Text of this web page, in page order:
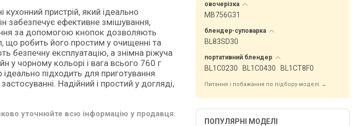
пристрій, який ідеально
забезпечує ефективне змішування,
за допомогою кнопок дозволяють
що робить його простим у очищенні та
безпечну експлуатацію, а знімна ріжуча
у чорному кольорі і вага всього 760 г
підходить для приготування
Надійний і простий у догляді,
уточнюйте всю інформацію у продавця.
овочерізка
MB756G31
блендер-суповарка
BL83SD30
портативний блендер
BL1C0230 BL1C0430 BL1CT8F0
Питання і побажання по підбору моделі →
ПОПУЛЯРНІ МОДЕЛІ